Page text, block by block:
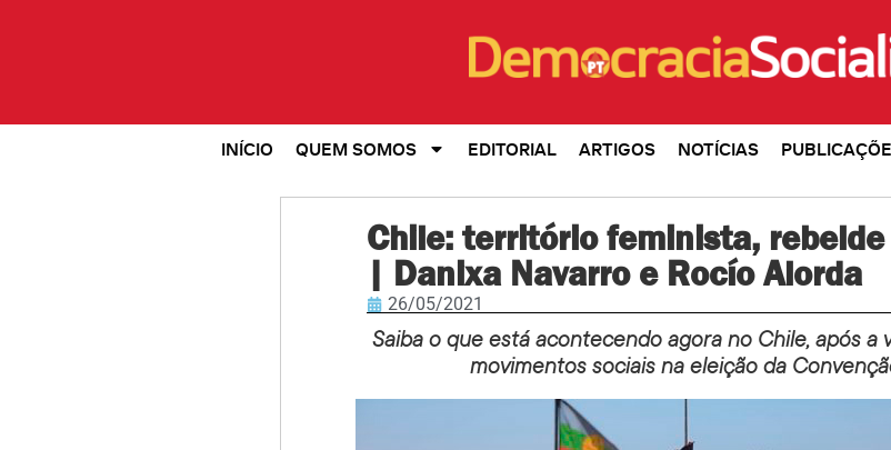
INÍCIO QUEM SOMOS EDITORIAL ARTIGOS NOTÍCIAS
Chile: território feminista,
| Danixa Navarro e Rocío Alorda
26/05/2021
Saiba o que está acontecendo agora no Chile, após a
movimentos sociais na eleição da